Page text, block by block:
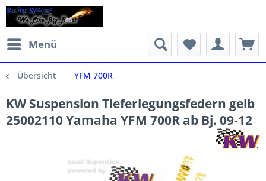
Menü
Übersicht YFM 700R
KW Suspension Tieferlegungsfedern gelb
25002110 Yamaha YFM 700R ab Bj. 09-12